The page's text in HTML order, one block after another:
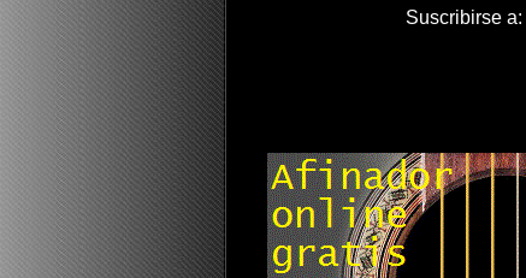
Suscribirse a: